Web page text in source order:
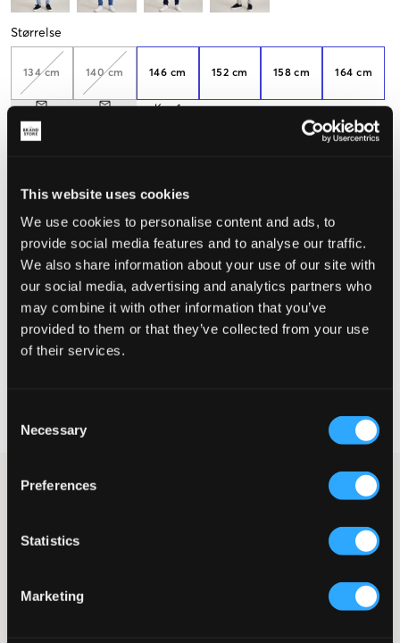
This website uses cookies
We use cookies to personalise content and ads, to
provide social media features and to analyse our traffic.
We also share information about your use of our site with
our social media, advertising and analytics partners who
may combine it with other information that you’ve
provided to them or that they’ve collected from your use
of their services.
Selection
Necessary
Preferences
Statistics
Marketing
Størrelse
134 cm 140 cm 146 cm
Kun 1
152 cm 158 cm 164 cm
Opfattet størrelse
Lille Perfekt Stor
STØRRELSESGUIDE
VÆLG EN STØRRELSE
Fortrydelsesret i 60 dager
Grå jeans fra GANT i en fem-lommers model. Disse jeans har
lynlås- og knaplukning i gylpen for en god pasform. Naturligvis
diskret profilering til et stilrent og afslappet look.
Justerbar talje